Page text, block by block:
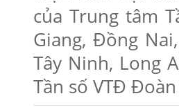
của Trung tâm
Giang, Đồng
Tây Ninh, Long
Tần số VTĐ